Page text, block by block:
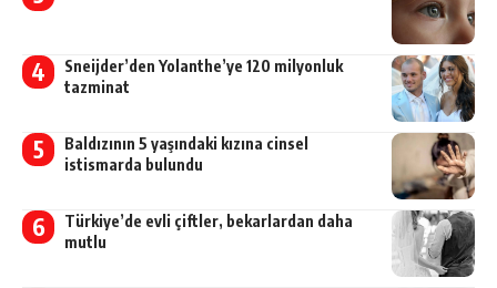
Sneijder’den Yolanthe’ye 120 milyonluk
tazminat
Baldızının 5 yaşındaki kızına cinsel
istismarda bulundu
Türkiye’de evli çiftler, bekarlardan daha
mutlu